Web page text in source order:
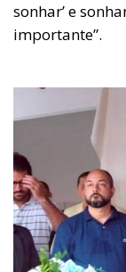
sonhar’ e
importante”.